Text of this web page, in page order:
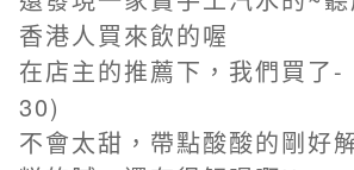
香港人買來飲的喔
在店主的推薦下，我們買了-
30)
不會太甜，帶點酸酸的剛好